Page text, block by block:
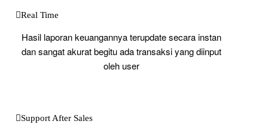
Real Time
Hasil laporan keuangannya terupdate secara instan
dan sangat akurat begitu ada transaksi yang diinput
oleh user
Support After Sales